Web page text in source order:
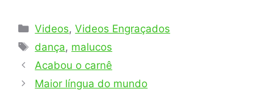
Categorias
Videos,Videos Engraçados
Tags
dança, malucos
Acabou o carnê
Maior língua do mundo